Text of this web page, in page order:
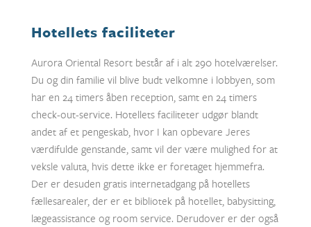
Hotellets faciliteter
Aurora Oriental Resort består af i alt 290 hotelværelser.
Du og din familie vil blive budt velkomne i lobbyen, som
har en 24 timers åben reception, samt en 24 timers
check-out-service. Hotellets faciliteter udgør blandt
andet af et pengeskab, hvor I kan opbevare Jeres
værdifulde genstande, samt vil der være mulighed for at
veksle valuta, hvis dette ikke er foretaget hjemmefra.
Der er desuden gratis internetadgang på hotellets
fællesarealer, der er et bibliotek på hotellet, babysitting,
lægeassistance og room service. Derudover er der også